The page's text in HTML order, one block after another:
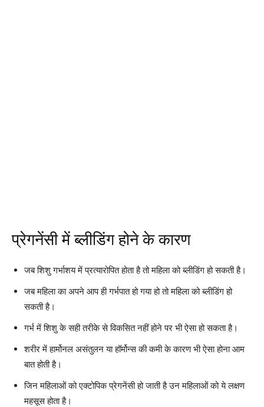
प्रेगनेंसी में ब्लीडिंग होने के कारण
जब शिशु गर्भाशय में प्रत्यारोपित होता है तो महिला को ब्लीडिंग हो सकती है।
जब महिला का अपने आप ही गर्भपात हो गया हो तो महिला को ब्लीडिंग हो
सकती है।
गर्भ में शिशु के सही तरीके से विकसित नहीं होने पर भी ऐसा हो सकता है।
शरीर में हार्मोनल असंतुलन या हॉर्मोन्स की कमी के कारण भी ऐसा होना आम
बात होती है।
जिन महिलाओं को एक्टोपिक प्रेगनेंसी हो जाती है उन महिलाओं को ये लक्षण
महसूस होता है।